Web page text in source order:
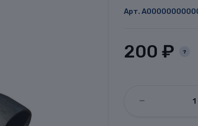
Арт.
200 ₽ ?